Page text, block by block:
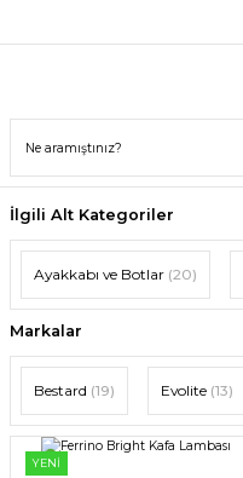
İlgili Alt Kategoriler
Ayakkabı ve Botlar (20)
Markalar
Bestard (19) Evolite (13)
YENİ